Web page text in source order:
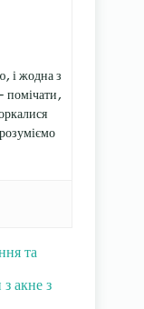
і жодна з
помічати,
та
акне з